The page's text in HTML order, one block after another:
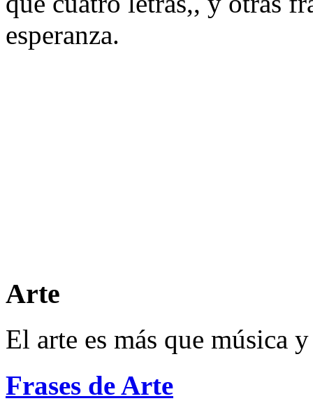
esperanza.
Arte
El arte es más que música
Frases de Arte